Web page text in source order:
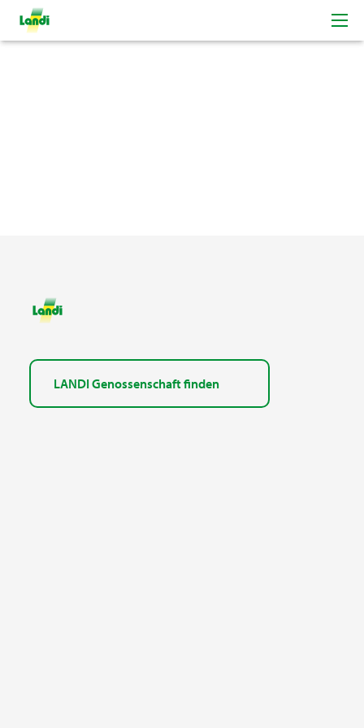
LANDI Genossenschaft finden